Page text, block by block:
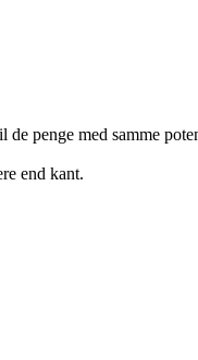
penge med samme
end kant.